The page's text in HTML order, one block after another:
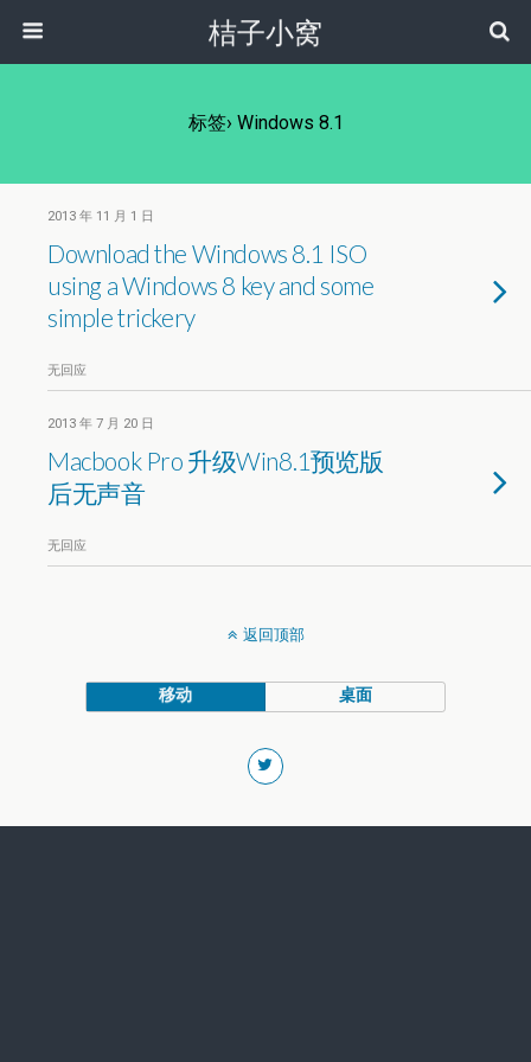
桔子小窝
标签› Windows 8.1
2013 年 11 月 1 日
Download the Windows 8.1 ISO
using a Windows 8 key and some
simple trickery
无回应
2013 年 7 月 20 日
Macbook Pro 升级Win8.1预览版
后无声音
无回应
返回顶部
移动 桌面